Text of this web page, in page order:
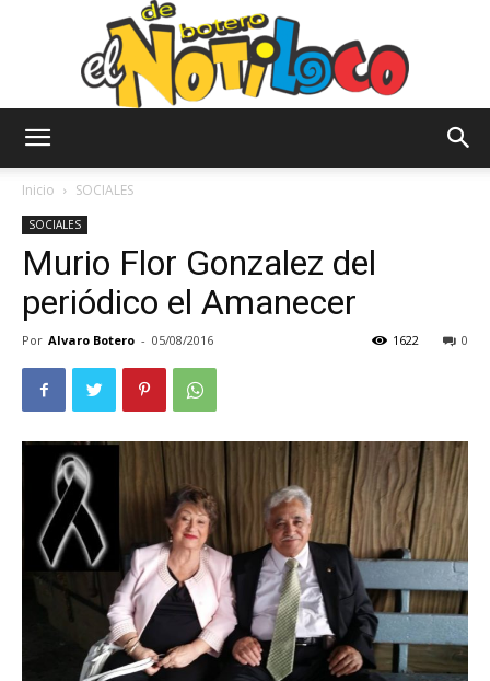
Notiloco
Botero
Inicio SOCIALES
SOCIALES
Murio Flor Gonzalez del
periódico el Amanecer
Por Alvaro Botero - 05/08/2016 0
1622